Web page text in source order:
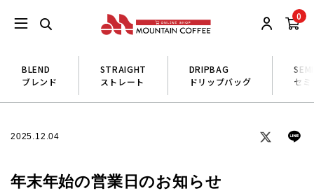
0
BLEND
ブレンド
STRAIGHT
ストレート
DRIPBAG
ドリップバッグ
セ
2025.12.04
年末年始の営業日のお知らせ